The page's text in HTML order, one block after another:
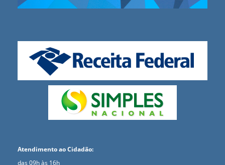
Atendimento ao Cidadão:
das 09h às 16h